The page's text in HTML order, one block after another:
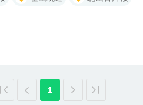
序將依照當日天氣變化調整。 後浦
署→將軍第→浯江書院→內武廟→陳
模範街 古色古香的後浦小鎮，由導
，聆聽金門的歷史故事，談古說今
金門✦總兵宴 集合當地特色美食一
湯品、甜點到飲品約莫 12~16道左
視覺獲得一大滿足。 ☆慈湖三角堡☆
護，海灘邊使用鐵絲網圍成雷區，在
1